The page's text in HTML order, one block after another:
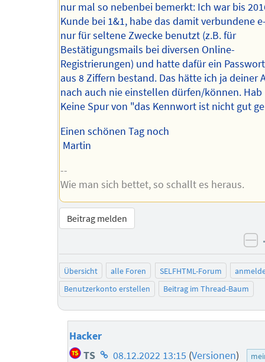
nur mal so nebenbei bemerkt: Ich war bis
Kunde bei 1&1, habe das damit verbundene
nur für seltene Zwecke benutzt (z.B. für
Bestätigungsmails bei diversen Online-
Registrierungen) und hatte dafür ein
aus 8 Ziffern bestand. Das hätte ich ja deiner
nach auch nie einstellen dürfen/können. Hab
Keine Spur von "das Kennwort ist nicht gut
Einen schönen Tag noch
Martin
--
Wie man sich bettet, so schallt es heraus.
Beitrag melden
Übersicht alle Foren SELFHTML-Forum
Benutzerkonto erstellen
Beitrag im Thread-Baum
Hacker
TS Homepage
08.12.2022 13:15 (Versionen)